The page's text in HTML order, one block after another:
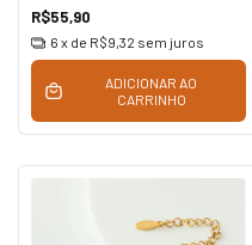
R$55,90
6 x de R$9,32 sem juros
ADICIONAR AO
CARRINHO